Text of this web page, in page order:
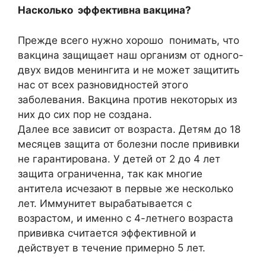
Насколько эффективна вакцина?
Прежде всего нужно хорошо понимать, что
вакцина защищает наш организм от одного-
двух видов менингита и не может защитить
нас от всех разновидностей этого
заболевания. Вакцина против некоторых из
них до сих пор не создана.
Далее все зависит от возраста. Детям до 18
месяцев защита от болезни после прививки
не гарантирована. У детей от 2 до 4 лет
защита ограниченна, так как многие
антитела исчезают в первые же несколько
лет. Иммунитет вырабатывается с
возрастом, и именно с 4-летнего возраста
прививка считается эффективной и
действует в течение примерно 5 лет.